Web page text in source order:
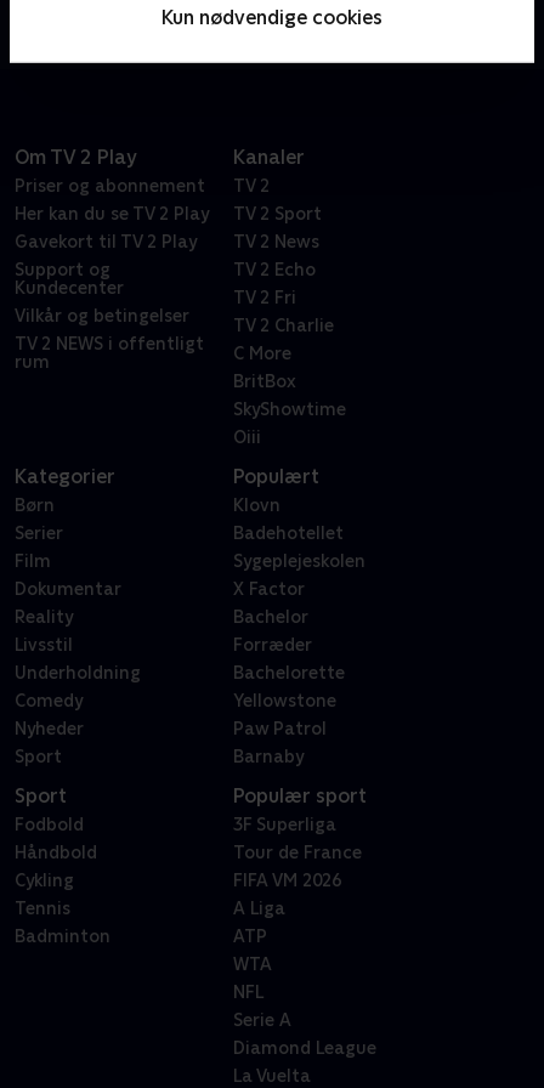
Kun nødvendige cookies
ordspil. Bare spørg den vanvittigt frustrerede Dr.
Om TV 2 Play
Priser og abonnement
Her kan du se TV 2 Play
Gavekort til TV 2 Play
Support og
Kundecenter
Vilkår og betingelser
TV 2 NEWS i offentligt
rum
Kanaler
TV 2
TV 2 Sport
TV 2 News
TV 2 Echo
TV 2 Fri
TV 2 Charlie
C More
BritBox
SkyShowtime
Oiii
Kategorier
Børn
Serier
Film
Dokumentar
Reality
Livsstil
Underholdning
Comedy
Nyheder
Sport
Populært
Klovn
Badehotellet
Sygeplejeskolen
X Factor
Bachelor
Forræder
Bachelorette
Yellowstone
Paw Patrol
Barnaby
Sport
Fodbold
Håndbold
Cykling
Tennis
Badminton
Populær sport
3F Superliga
Tour de France
FIFA VM 2026
A Liga
ATP
WTA
NFL
Serie A
Diamond League
La Vuelta